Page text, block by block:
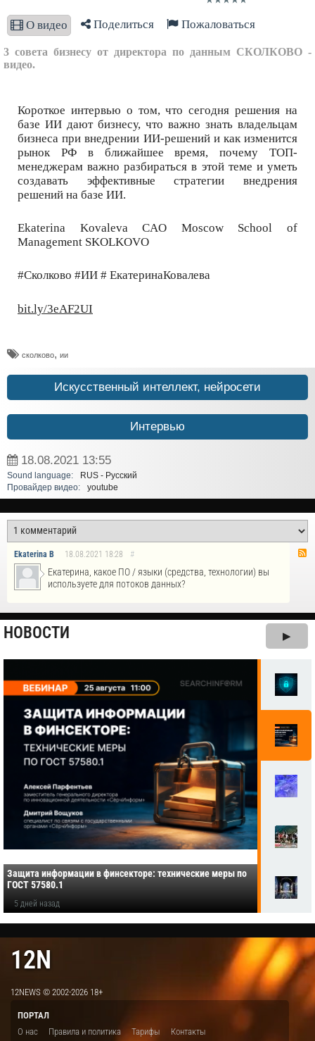
О видео Поделиться Пожаловаться
3 совета бизнесу от директора по данным СКОЛКОВО -
видео.
Короткое интервью о том, что сегодня решения на
базе ИИ дают бизнесу, что важно знать владельцам
бизнеса при внедрении ИИ-решений и как изменится
рынок РФ в ближайшее время, почему ТОП-
менеджерам важно разбираться в этой теме и уметь
создавать эффективные стратегии внедрения
решений на базе ИИ.
Ekaterina Kovaleva CAO Moscow School of
Management SKOLKOVO
#Сколково #ИИ # ЕкатеринаКовалева
bit.ly/3eAF2UI
сколково, ии
Искусственный интеллект, нейросети
Интервью
18.08.2021 13:55
Sound language:
RUS - Русский
Провайдер видео:
youtube
Ekaterina B 18.08.2021 18:28 #
Екатерина, какое ПО / языки (средства, технологии) вы
используете для потоков данных?
НОВОСТИ ▶
Защита информации в финсекторе: технические меры по
ГОСТ 57580.1
5 дней назад
12N
12NEWS © 2002-2026 18+
ПОРТАЛ
О нас
Правила и политика Тарифы Контакты